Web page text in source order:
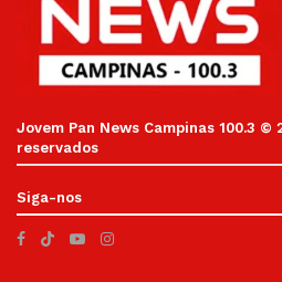
Jovem Pan News Campinas 100.3
reservados
Siga-nos